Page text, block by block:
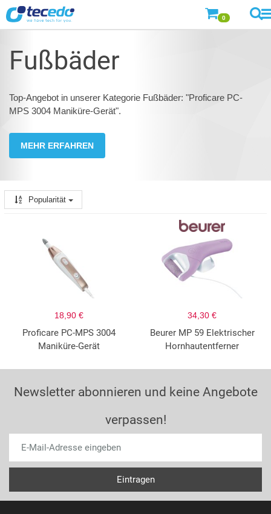
0
Fußbäder
Top-Angebot in unserer Kategorie Fußbäder: "Proficare PC-
MPS 3004 Maniküre-Gerät".
MEHR ERFAHREN
Popularität
18,90 €
Proficare PC-MPS 3004
Maniküre-Gerät
34,30 €
Beurer MP 59 Elektrischer
Hornhautentferner
Newsletter abonnieren und keine Angebote
verpassen!